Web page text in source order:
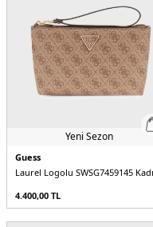
Yeni Sezon
Guess
4.400,00 TL